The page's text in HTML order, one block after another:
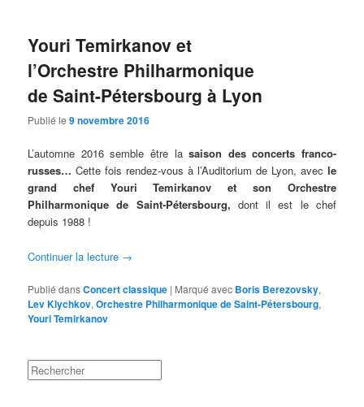
Youri Temirkanov et
l’Orchestre Philharmonique
de Saint-Pétersbourg à Lyon
Publié le9 novembre 2016
L’automne 2016 semble être lasaison des concerts franco-
russes…Cette fois rendez-vous à l’Auditorium de Lyon, avec le
grand chef Youri Temirkanov et son Orchestre
Philharmonique de Saint-Pétersbourg, dont il est le chef
depuis 1988 !
Continuer la lecture →
Publié dansConcert classique | Marqué avec Boris Berezovsky,
Lev Klychkov,Orchestre Philharmonique de Saint-Pétersbourg,
Youri Temirkanov
Rechercher